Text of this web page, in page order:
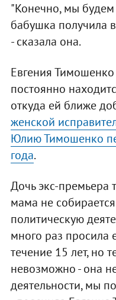
"Конечно, мы будем
бабушка получила
- сказала она.
Евгения
постоянно
откуда ей ближе
женской
Юлию Тимошенко
года.
Дочь экс-премьера
мама не
политическую
много раз просила
течение 15 лет, но
невозможно - она
деятельности, мы